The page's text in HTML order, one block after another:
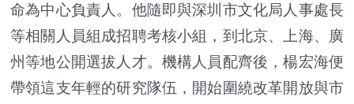
命為中心負責人。他隨即與深圳市文化局人事處長
等相關人員組成招聘考核小組，到北京、上海、廣
州等地公開選拔人才。機構人員配齊後，楊宏海便
帶領這支年輕的研究隊伍，開始圍繞改革開放與市